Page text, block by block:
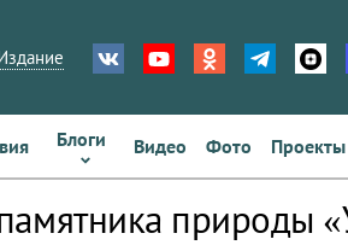
Блоги Видео Фото Проекты
природы